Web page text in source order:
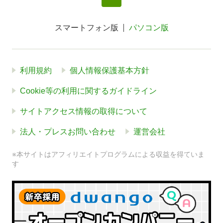
スマートフォン版 パソコン版
利用規約 個人情報保護基本方針
Cookie等の利用に関するガイドライン
サイトアクセス情報の取得について
法人・プレスお問い合わせ 運営会社
※本サイトはアフィリエイトプログラムによる収益を得ていま
す